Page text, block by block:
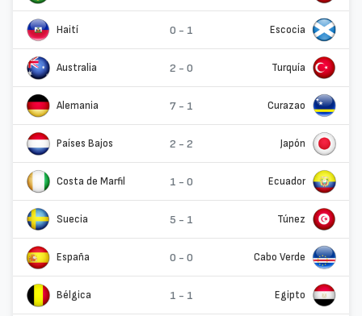
Haití 0 - 1 Escocia
Australia 2 - 0 Turquía
Alemania 7 - 1 Curazao
Países Bajos 2 - 2 Japón
Costa de Marfil 1 - 0 Ecuador
Suecia 5 - 1 Túnez
España 0 - 0 Cabo Verde
Bélgica 1 - 1 Egipto